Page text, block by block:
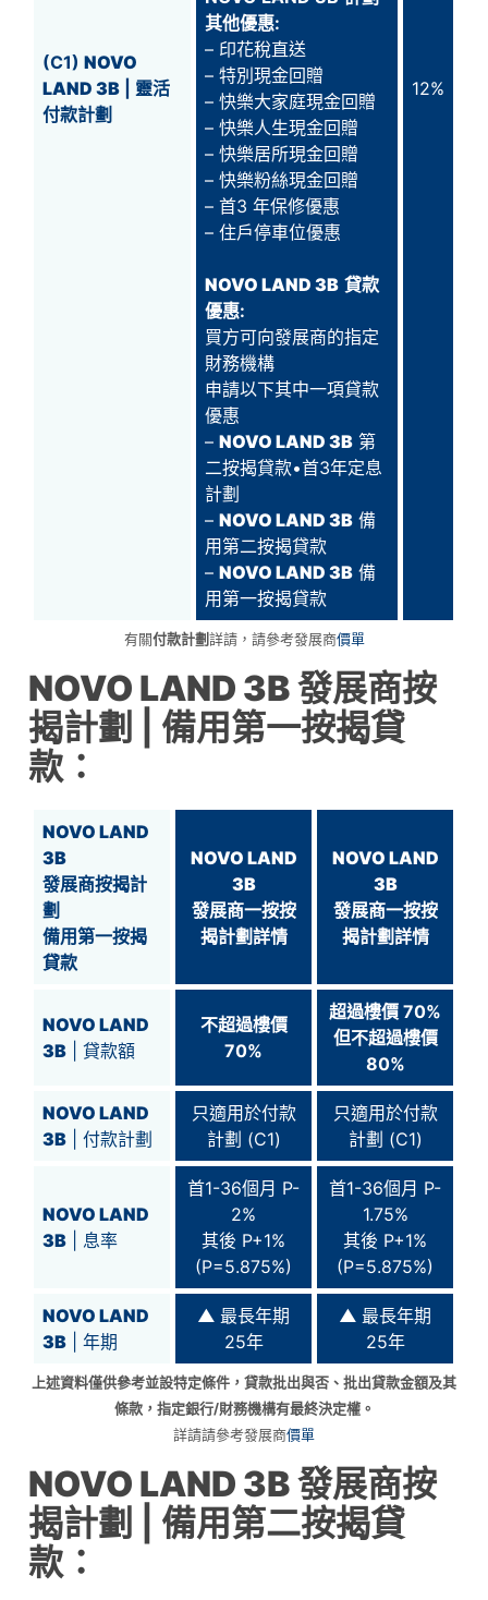
(C1)NOVO
LAND 3B | 靈活
付款計劃
其他優惠:
– 印花稅直送
– 特別現金回贈
– 快樂大家庭現金回贈
– 快樂人生現金回贈
– 快樂居所現金回贈
– 快樂粉絲現金回贈
– 首3 年保修優惠
– 住戶停車位優惠
NOVO LAND 3B 貸款
優惠:
買方可向發展商的指定
財務機構
申請以下其中一項貸款
優惠
–NOVO LAND 3B 第
二按揭貸款•首3年定息
計劃
–NOVO LAND 3B 備
用第二按揭貸款
–NOVO LAND 3B 備
用第一按揭貸款
12%
有關付款計劃詳請，請參考發展商價單
NOVO LAND 3B發展商按
揭計劃
| 備用第一按揭貸
款：
NOVO LAND
3B
發展商按揭計
劃
備用第一按揭
貸款
NOVO LAND
3B
發展商一按按
揭計劃詳情
NOVO LAND
3B
發展商一按按
揭計劃詳情
NOVO LAND
3B | 貸款額
不超過樓價
70%
超過樓價 70%
但不超過樓價
80%
NOVO LAND
3B | 付款計劃
只適用於付款
計劃 (C1)
只適用於付款
計劃 (C1)
NOVO LAND
3B | 息率
首1-36個月 P-
2%
其後 P+1%
(P=5.875%)
首1-36個月 P-
1.75%
其後 P+1%
(P=5.875%)
NOVO LAND
3B | 年期
▲ 最長年期
25年
▲ 最長年期
25年
上述資料僅供參考並設特定條件，貸款批出與否、批出貸款金額及其
條款，指定銀行/財務機構有最終決定權。
詳請請參考發展商價單
NOVO LAND 3B發展商按
揭計劃
| 備用第二按揭貸
款：